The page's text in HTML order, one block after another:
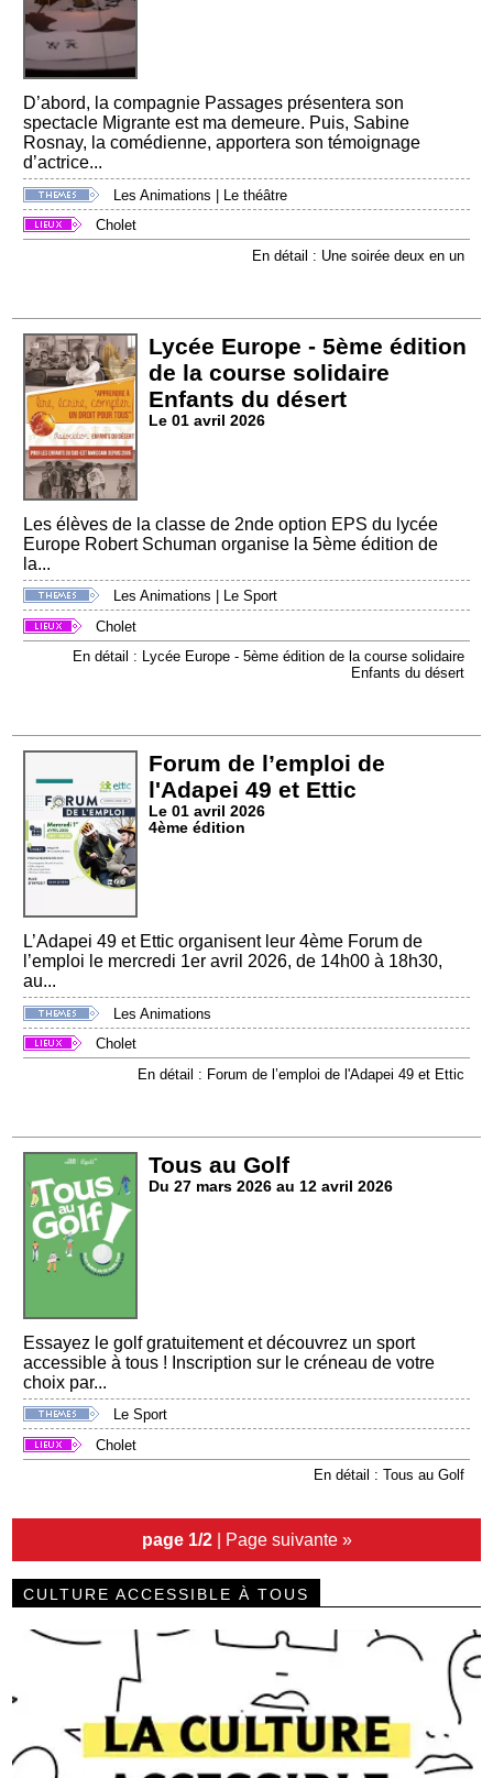
D’abord, la compagnie Passages présentera son
spectacle Migrante est ma demeure. Puis, Sabine
Rosnay, la comédienne, apportera son témoignage
d’actrice...
Les Animations | Le théâtre
Cholet
En détail : Une soirée deux en un
Lycée Europe - 5ème édition
de la course solidaire
Enfants du désert
Le 01 avril 2026
Les élèves de la classe de 2nde option EPS du lycée
Europe Robert Schuman organise la 5ème édition de
la...
Les Animations
Le Sport
Cholet
En détail : Lycée Europe - 5ème édition de la course solidaire
Enfants du désert
Forum de l’emploi de
l'Adapei 49 et Ettic
Le 01 avril 2026
4ème édition
L’Adapei 49 et Ettic organisent leur 4ème Forum de
l’emploi le mercredi 1er avril 2026, de 14h00 à 18h30,
au...
Les Animations
Cholet
En détail : Forum de l’emploi de l'Adapei 49 et Ettic
Tous au Golf
Du 27 mars 2026 au 12 avril 2026
Essayez le golf gratuitement et découvrez un sport
accessible à tous ! Inscription sur le créneau de votre
choix par...
Le Sport
Cholet
En détail : Tous au Golf
page 1/2 | Page suivante »
CULTURE ACCESSIBLE À TOUS